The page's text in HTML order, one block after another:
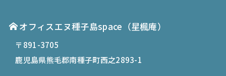
オフィスエヌ種子島space （星楓庵）
〒891-3705
鹿児島県熊毛郡南種子町西之2893-1